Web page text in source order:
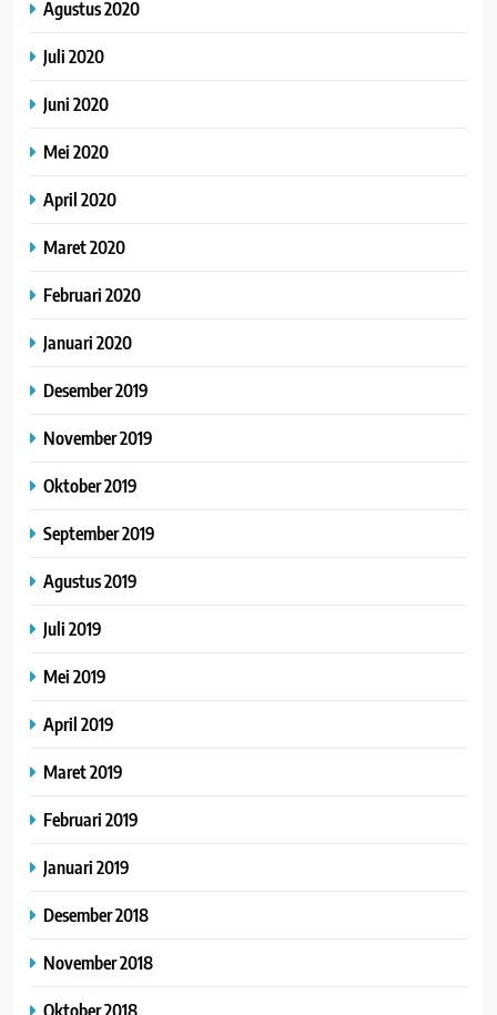
Agustus 2020
Juli 2020
Juni 2020
Mei 2020
April 2020
Maret 2020
Februari 2020
Januari 2020
Desember 2019
November 2019
Oktober 2019
September 2019
Agustus 2019
Juli 2019
Mei 2019
April 2019
Maret 2019
Februari 2019
Januari 2019
Desember 2018
November 2018
Oktober 2018